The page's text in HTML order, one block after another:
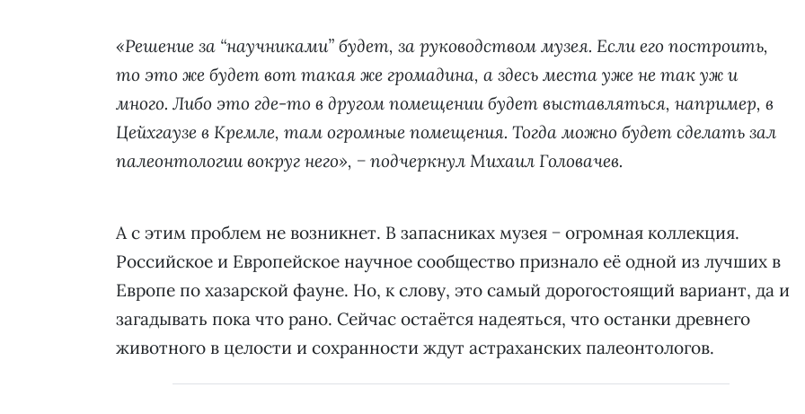
«Решение за “научниками” будет, за руководством музея. Если его построить,
то это же будет вот такая же громадина, а здесь места уже не так уж и
много. Либо это где-то в другом помещении будет выставляться, например, в
Цейхгаузе в Кремле, там огромные помещения. Тогда можно будет сделать зал
палеонтологии вокруг него», − подчеркнул Михаил Головачев.
А с этим проблем не возникнет. В запасниках музея − огромная коллекция.
Российское и Европейское научное сообщество признало её одной из лучших в
Европе по хазарской фауне. Но, к слову, это самый дорогостоящий вариант, да и
загадывать пока что рано. Сейчас остаётся надеяться, что останки древнего
животного в целости и сохранности ждут астраханских палеонтологов.